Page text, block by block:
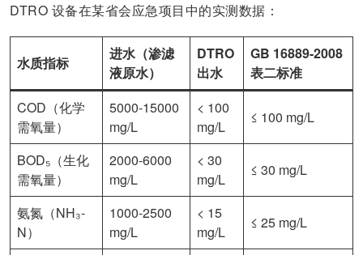
DTRO 设备在某省会应急项目中的实测数据：
水质指标
进水（渗滤
液原水）
DTRO
出水
GB 16889-2008
表二标准
COD（化学
需氧量）
5000-15000
mg/L
< 100
mg/L
≤ 100 mg/L
BOD₅（生化
需氧量）
2000-6000
mg/L
< 30
mg/L
≤ 30 mg/L
氨氮（NH₃-
N）
1000-2500
mg/L
< 15
mg/L
≤ 25 mg/L